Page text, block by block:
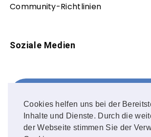
Cookies helfen uns bei der
Inhalte und Dienste. Durch die
der Webseite stimmen Sie der
Community-Richtlinien
Soziale Medien
FOLLOW ME!
Instagram